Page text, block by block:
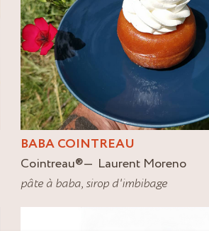
BABA COINTREAU
Cointreau®
Laurent Moreno
pâte à baba, sirop d'imbibage